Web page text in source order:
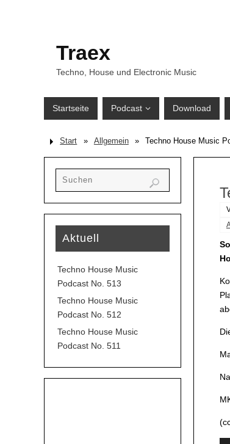
Traex
Techno, House und Electronic Music
Startseite Podcast Download
Start » Allgemein » Techno House Music
Aktuell
Techno House Music
Podcast No. 513
Techno House Music
Podcast No. 512
Techno House Music
Podcast No. 511